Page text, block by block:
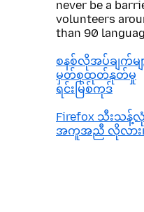
never be a
volunteers
than 90
စနစ်လိုအပ်ချက်မျ
မှတ်စုထုတ်နုတ်မှု
ရင်းမြစ်ကုဒ်
Firefox သီးသန့်
အကူအညီ လိုလား